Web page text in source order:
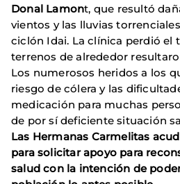
Donal Lamont, que resultó
vientos y las lluvias
ciclón Idai. La clínica perdió el
terrenos de alrededor
Los numerosos heridos a los
riesgo de cólera y las
medicación para muchas
de por sí deficiente situación
Las Hermanas Carmelitas
para solicitar apoyo para
salud con la intención de